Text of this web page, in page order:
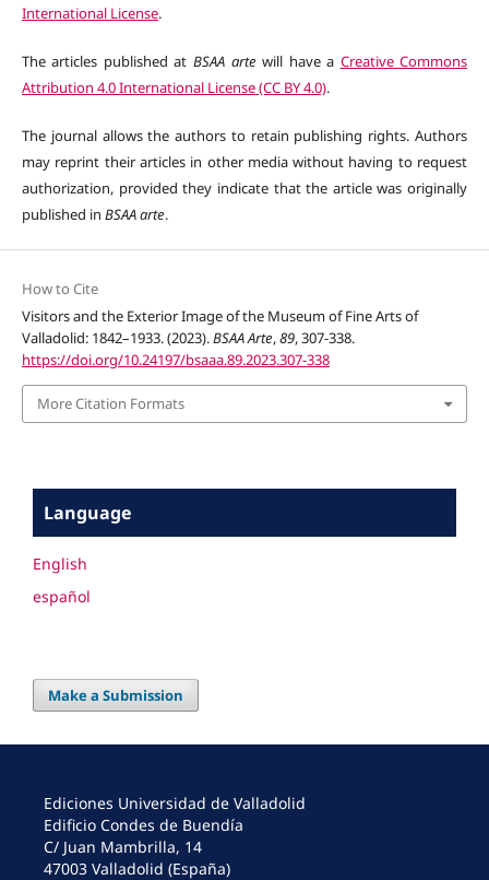
International License.
The articles published at BSAA arte will have a Creative Commons
Attribution 4.0 International License (CC BY 4.0).
The journal allows the authors to retain publishing rights. Authors
may reprint their articles in other media without having to request
authorization, provided they indicate that the article was originally
published in BSAA arte.
How to Cite
Visitors and the Exterior Image of the Museum of Fine Arts of
Valladolid: 1842–1933. (2023).BSAA Arte,89, 307-338.
https://doi.org/10.24197/bsaaa.89.2023.307-338
More Citation Formats
Language
English
español
Make a Submission
Ediciones Universidad de Valladolid
Edificio Condes de Buendía
C/ Juan Mambrilla, 14
47003 Valladolid (España)